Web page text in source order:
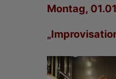
Montag,